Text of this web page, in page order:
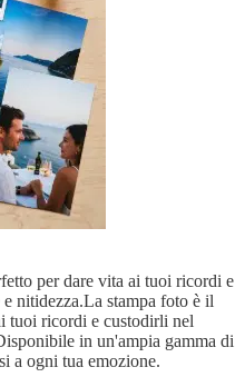
per dare vita ai tuoi ricordi e
nitidezza.La stampa foto è il
tuoi ricordi e custodirli nel
in un'ampia gamma di
a ogni tua emozione.